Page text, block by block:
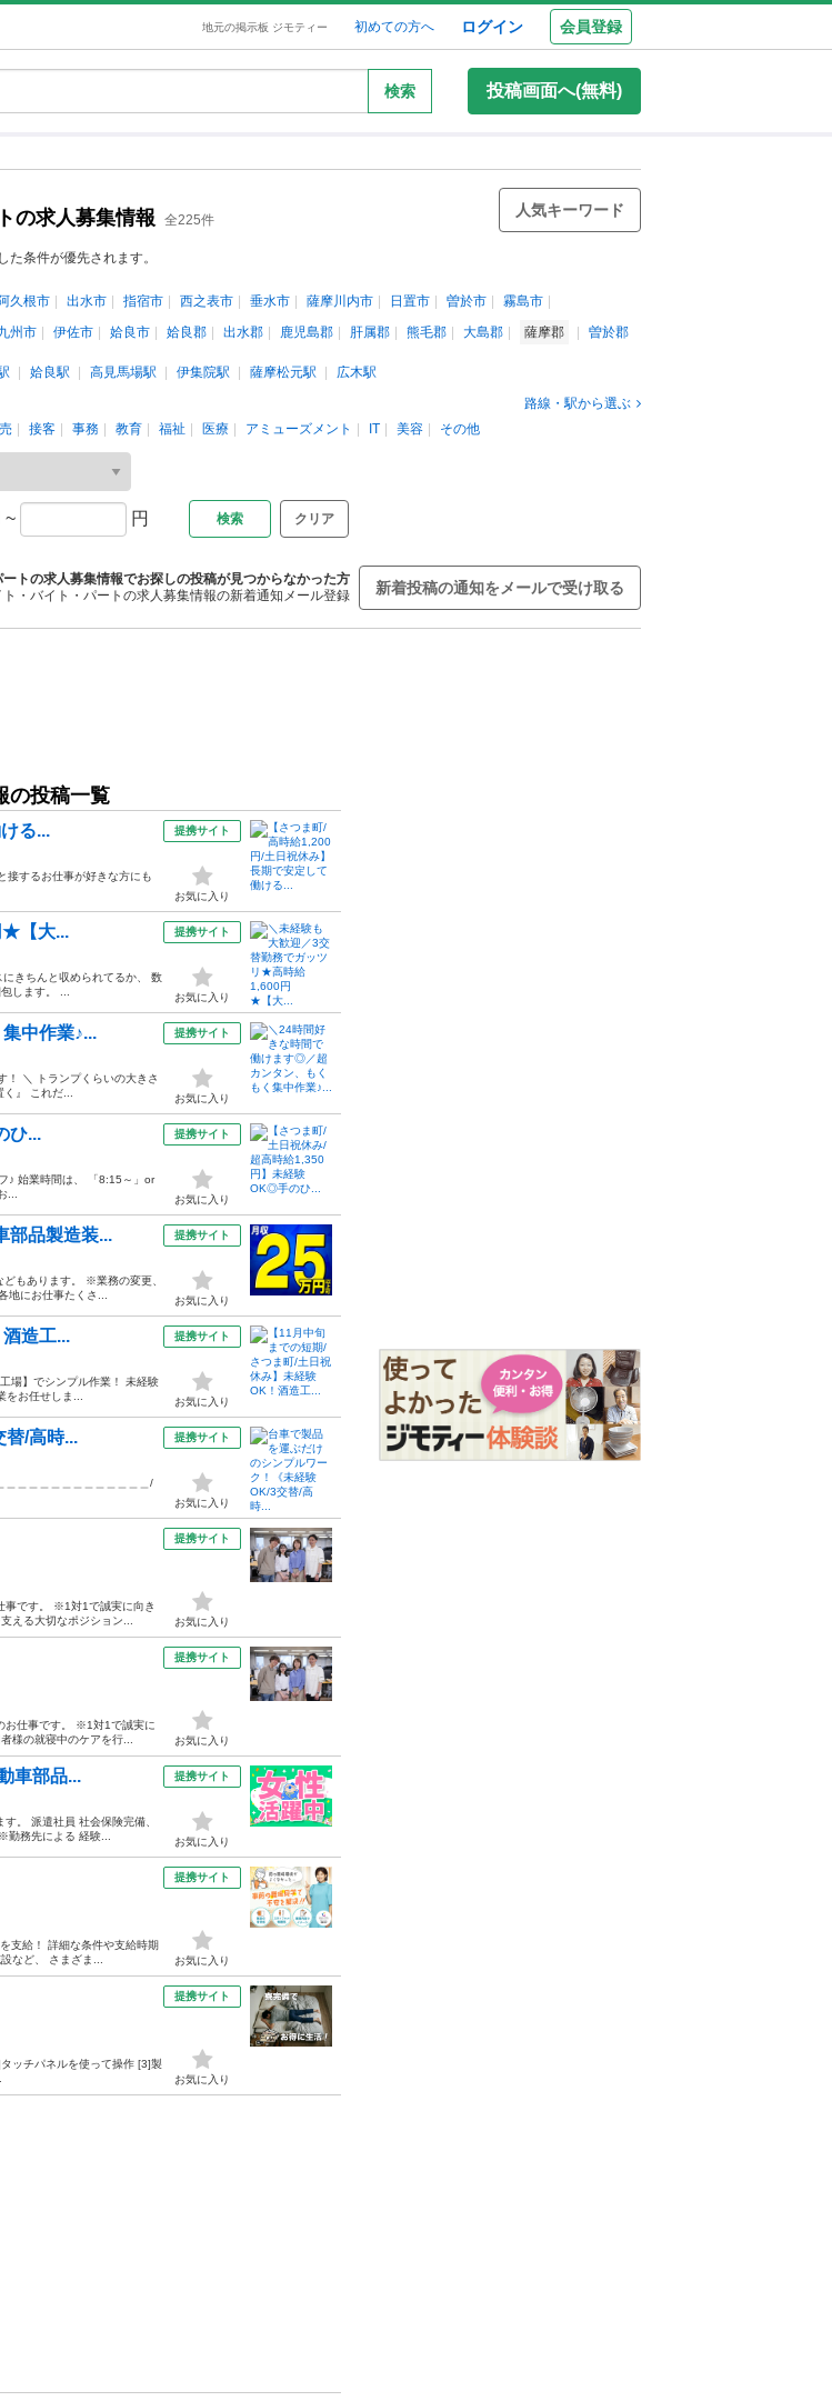
地元の掲示板 ジモティー 初めての方へ ログイン 会員登録
検索 投稿画面へ(無料)
の求人募集情報 全225件
人気キーワード
条件が優先されます。
久根市 出水市 指宿市 西之表市 垂水市 薩摩川内市 日置市 曽於市
霧島市
州市 伊佐市 姶良市 姶良郡 出水郡 鹿児島郡 肝属郡 熊毛郡 大島郡 薩摩郡 曽於郡
姶良駅 高見馬場駅 伊集院駅 薩摩松元駅
広木駅
路線・駅から選ぶ
接客 事務 教育 福祉 医療 アミューズメント IT 美容 その他
~ 円 クリア
トの求人募集情報でお探しの投稿が見つからなかった方
・バイト・パートの求人募集情報の新着通知メール登録
新着投稿の通知をメールで受け取る
の投稿一覧
る...
するお仕事が好きな方にも
提携サイト
お気に入り
★【大...
きちんと収められてるか、 数
します。 ...
提携サイト
お気に入り
中作業♪...
！ ＼ トランプくらいの大きさ
』 これだ...
提携サイト
お気に入り
ひ...
♪ 始業時間は、 「8:15～」or
...
提携サイト
お気に入り
部品製造装...
もあります。 ※業務の変更、
にお仕事たくさ...
提携サイト
お気に入り
造工...
でシンプル作業！ 未経験
任せしま...
提携サイト
お気に入り
替/高時...
＿＿＿＿＿＿＿＿＿＿＿＿＿/
提携サイト
お気に入り
事です。 ※1対1で誠実に向き
える大切なポジション...
提携サイト
お気に入り
お仕事です。 ※1対1で誠実に
様の就寝中のケアを行...
提携サイト
お気に入り
車部品...
。 派遣社員 社会保険完備、
務先による 経験...
提携サイト
お気に入り
支給！ 詳細な条件や支給時期
など、 さまざま...
提携サイト
お気に入り
ッチパネルを使って操作 [3]製
提携サイト
お気に入り